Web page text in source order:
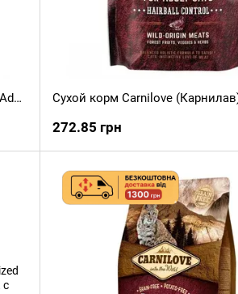
Сухой корм Carnilove (Карнилав) Fresh Adult для взрослых собак всех пород с карпом и форелью, 1,5 кг
272.85 грн